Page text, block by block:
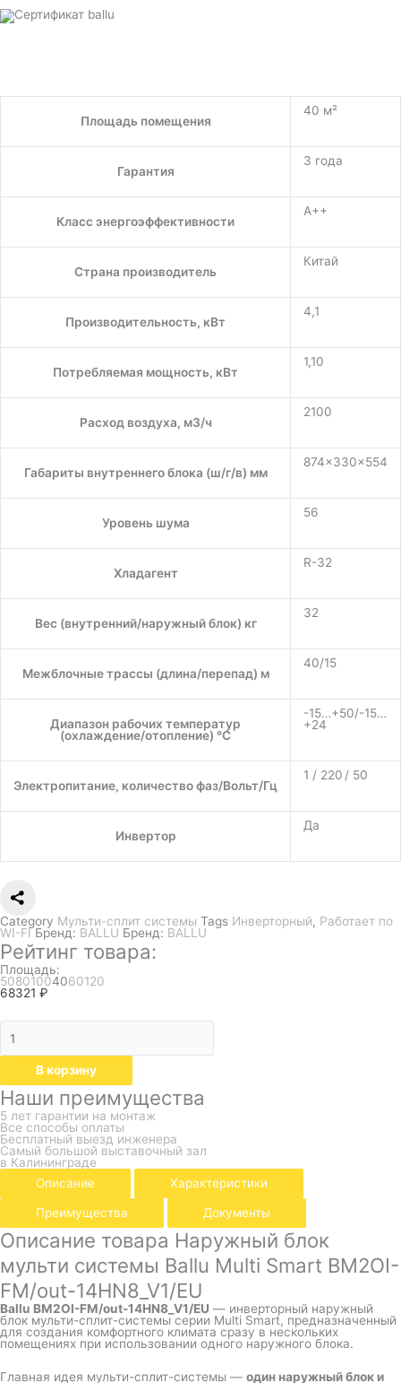
Площадь помещения
40 м²
Гарантия
3 года
Класс энергоэффективности
A++
Страна производитель
Китай
Производительность, кВт
4,1
Потребляемая мощность, кВт
1,10
Расход воздуха, м3/ч
2100
Габариты внутреннего блока (ш/г/в) мм
874×330×554
Уровень шума
56
Хладагент
R-32
Вес (внутренний/наружный блок) кг
32
Межблочные трассы (длина/перепад) м
40/15
Диапазон рабочих температур
(охлаждение/отопление) °C
-15…+50/-15…
+24
Электропитание, количество фаз/Вольт/Гц
1 / 220 / 50
Инвертор
Да
Category Мульти-сплит системы Tags Инверторный, Работает по
WI-FI Бренд: BALLU Бренд: BALLU
Рейтинг товара:
Площадь:
50801004060120
68321 ₽
В корзину
Наши преимущества
5 лет гарантии на монтаж
Все способы оплаты
Бесплатный выезд инженера
Самый большой выставочный зал
в Калининграде
Описание
Характеристики
Преимущества Документы
Описание товара Наружный блок
мульти системы Ballu Multi Smart BM2OI-
FM/out-14HN8_V1/EU
Ballu BM2OI-FM/out-14HN8_V1/EU — инверторный наружный
блок мульти-сплит-системы серии Multi Smart, предназначенный
для создания комфортного климата сразу в нескольких
помещениях при использовании одного наружного блока.
Главная идея мульти-сплит-системы — один наружный блок и